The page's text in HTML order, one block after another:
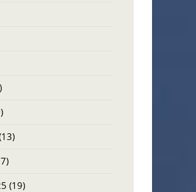
(19)